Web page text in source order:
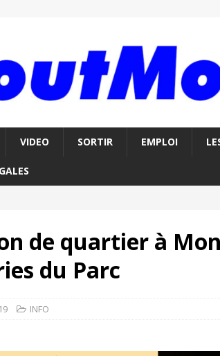
VIDEO SORTIR EMPLOI
de quartier à
du Parc
INFO